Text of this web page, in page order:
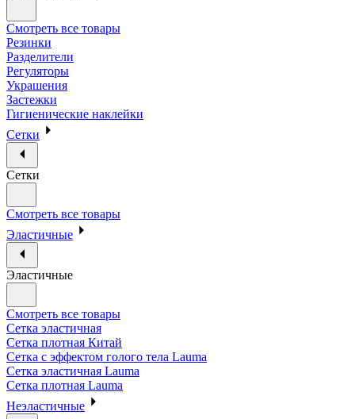
Смотреть все товары
Резинки
Разделители
Регуляторы
Украшения
Застежки
Гигиенические наклейки
Сетки
Сетки
Смотреть все товары
Эластичные
Эластичные
Смотреть все товары
Сетка эластичная
Сетка плотная Китай
Сетка с эффектом голого тела Lauma
Сетка эластичная Lauma
Сетка плотная Lauma
Неэластичные